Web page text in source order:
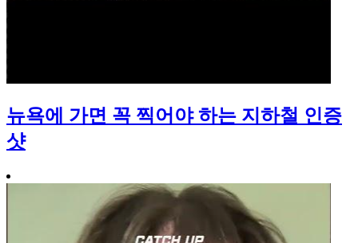
뉴욕에 가면 꼭 찍어야 하는 지하철 인증
샷